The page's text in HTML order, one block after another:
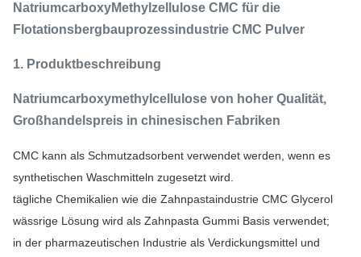
NatriumcarboxyMethylzellulose CMC für die
Flotationsbergbauprozessindustrie CMC Pulver
1. Produktbeschreibung
Natriumcarboxymethylcellulose von hoher Qualität,
Großhandelspreis in chinesischen Fabriken
CMC kann als Schmutzadsorbent verwendet werden, wenn es
synthetischen Waschmitteln zugesetzt wird.
tägliche Chemikalien wie die Zahnpastaindustrie CMC Glycerol
wässrige Lösung wird als Zahnpasta Gummi Basis verwendet;
in der pharmazeutischen Industrie als Verdickungsmittel und